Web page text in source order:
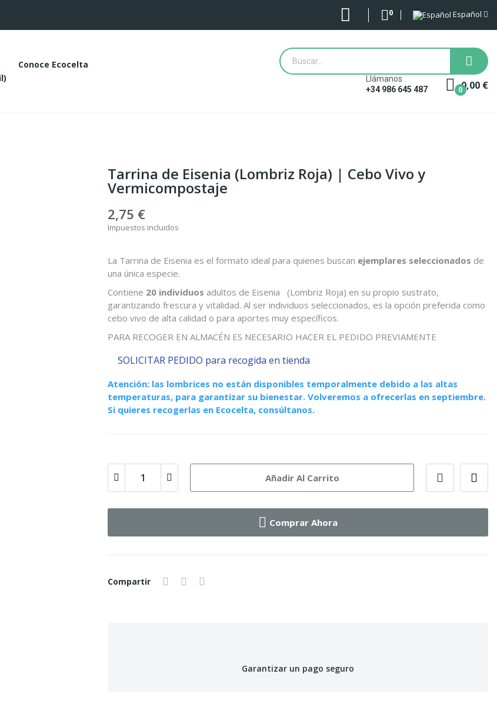
0 Español
Conoce Ecocelta
Llámanos
+34 986 645 487
0,00 €
0
Tarrina de Eisenia (Lombriz Roja) | Cebo Vivo y
Vermicompostaje
2,75 €
Impuestos incluidos
La Tarrina de Eisenia es el formato ideal para quienes buscan ejemplares seleccionados de
una única especie.
Contiene 20 individuos adultos de Eisenia
(Lombriz Roja) en su propio sustrato,
garantizando frescura y vitalidad. Al ser individuos seleccionados, es la opción preferida como
cebo vivo de alta calidad o para aportes muy específicos.
PARA RECOGER EN ALMACÉN ES NECESARIO HACER EL PEDIDO PREVIAMENTE
SOLICITAR PEDIDO para recogida en tienda
Atención: las lombrices no están disponibles temporalmente debido a las altas
temperaturas, para garantizar su bienestar. Volveremos a ofrecerlas en septiembre.
Si quieres recogerlas en Ecocelta, consúltanos.
Añadir Al Carrito
Comprar Ahora
Compartir
Garantizar un pago seguro